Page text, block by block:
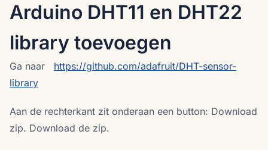
Arduino DHT11 en DHT22
library toevoegen
Ga naar https://github.com/adafruit/DHT-sensor-
library
Aan de rechterkant zit onderaan een button: Download
zip. Download de zip.